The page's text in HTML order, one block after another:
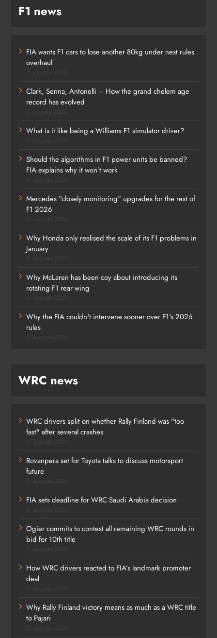
F1 news
FIA wants F1 cars to lose another 80kg under next rules
overhaul
Clark, Senna, Antonelli – How the grand chelem age
record has evolved
What is it like being a Williams F1 simulator driver?
Should the algorithms in F1 power units be banned?
FIA explains why it won’t work
Mercedes "closely monitoring" upgrades for the rest of
F1 2026
Why Honda only realised the scale of its F1 problems in
January
Why McLaren has been coy about introducing its
rotating F1 rear wing
Why the FIA couldn't intervene sooner over F1's 2026
rules
WRC news
WRC drivers split on whether Rally Finland was "too
fast" after several crashes
Rovanpera set for Toyota talks to discuss motorsport
future
FIA sets deadline for WRC Saudi Arabia decision
Ogier commits to contest all remaining WRC rounds in
bid for 10th title
How WRC drivers reacted to FIA’s landmark promoter
deal
Why Rally Finland victory means as much as a WRC title
to Pajari